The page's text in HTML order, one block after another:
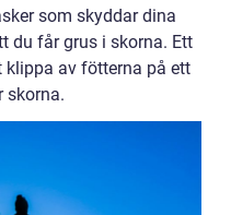
som skyddar dina
du får grus i skorna. Ett
klippa av fötterna på ett
skorna.